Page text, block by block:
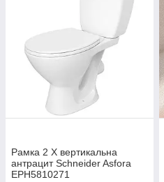
Рамка 2 Х вертикальна
антрацит Schneider Asfora
EPH5810271